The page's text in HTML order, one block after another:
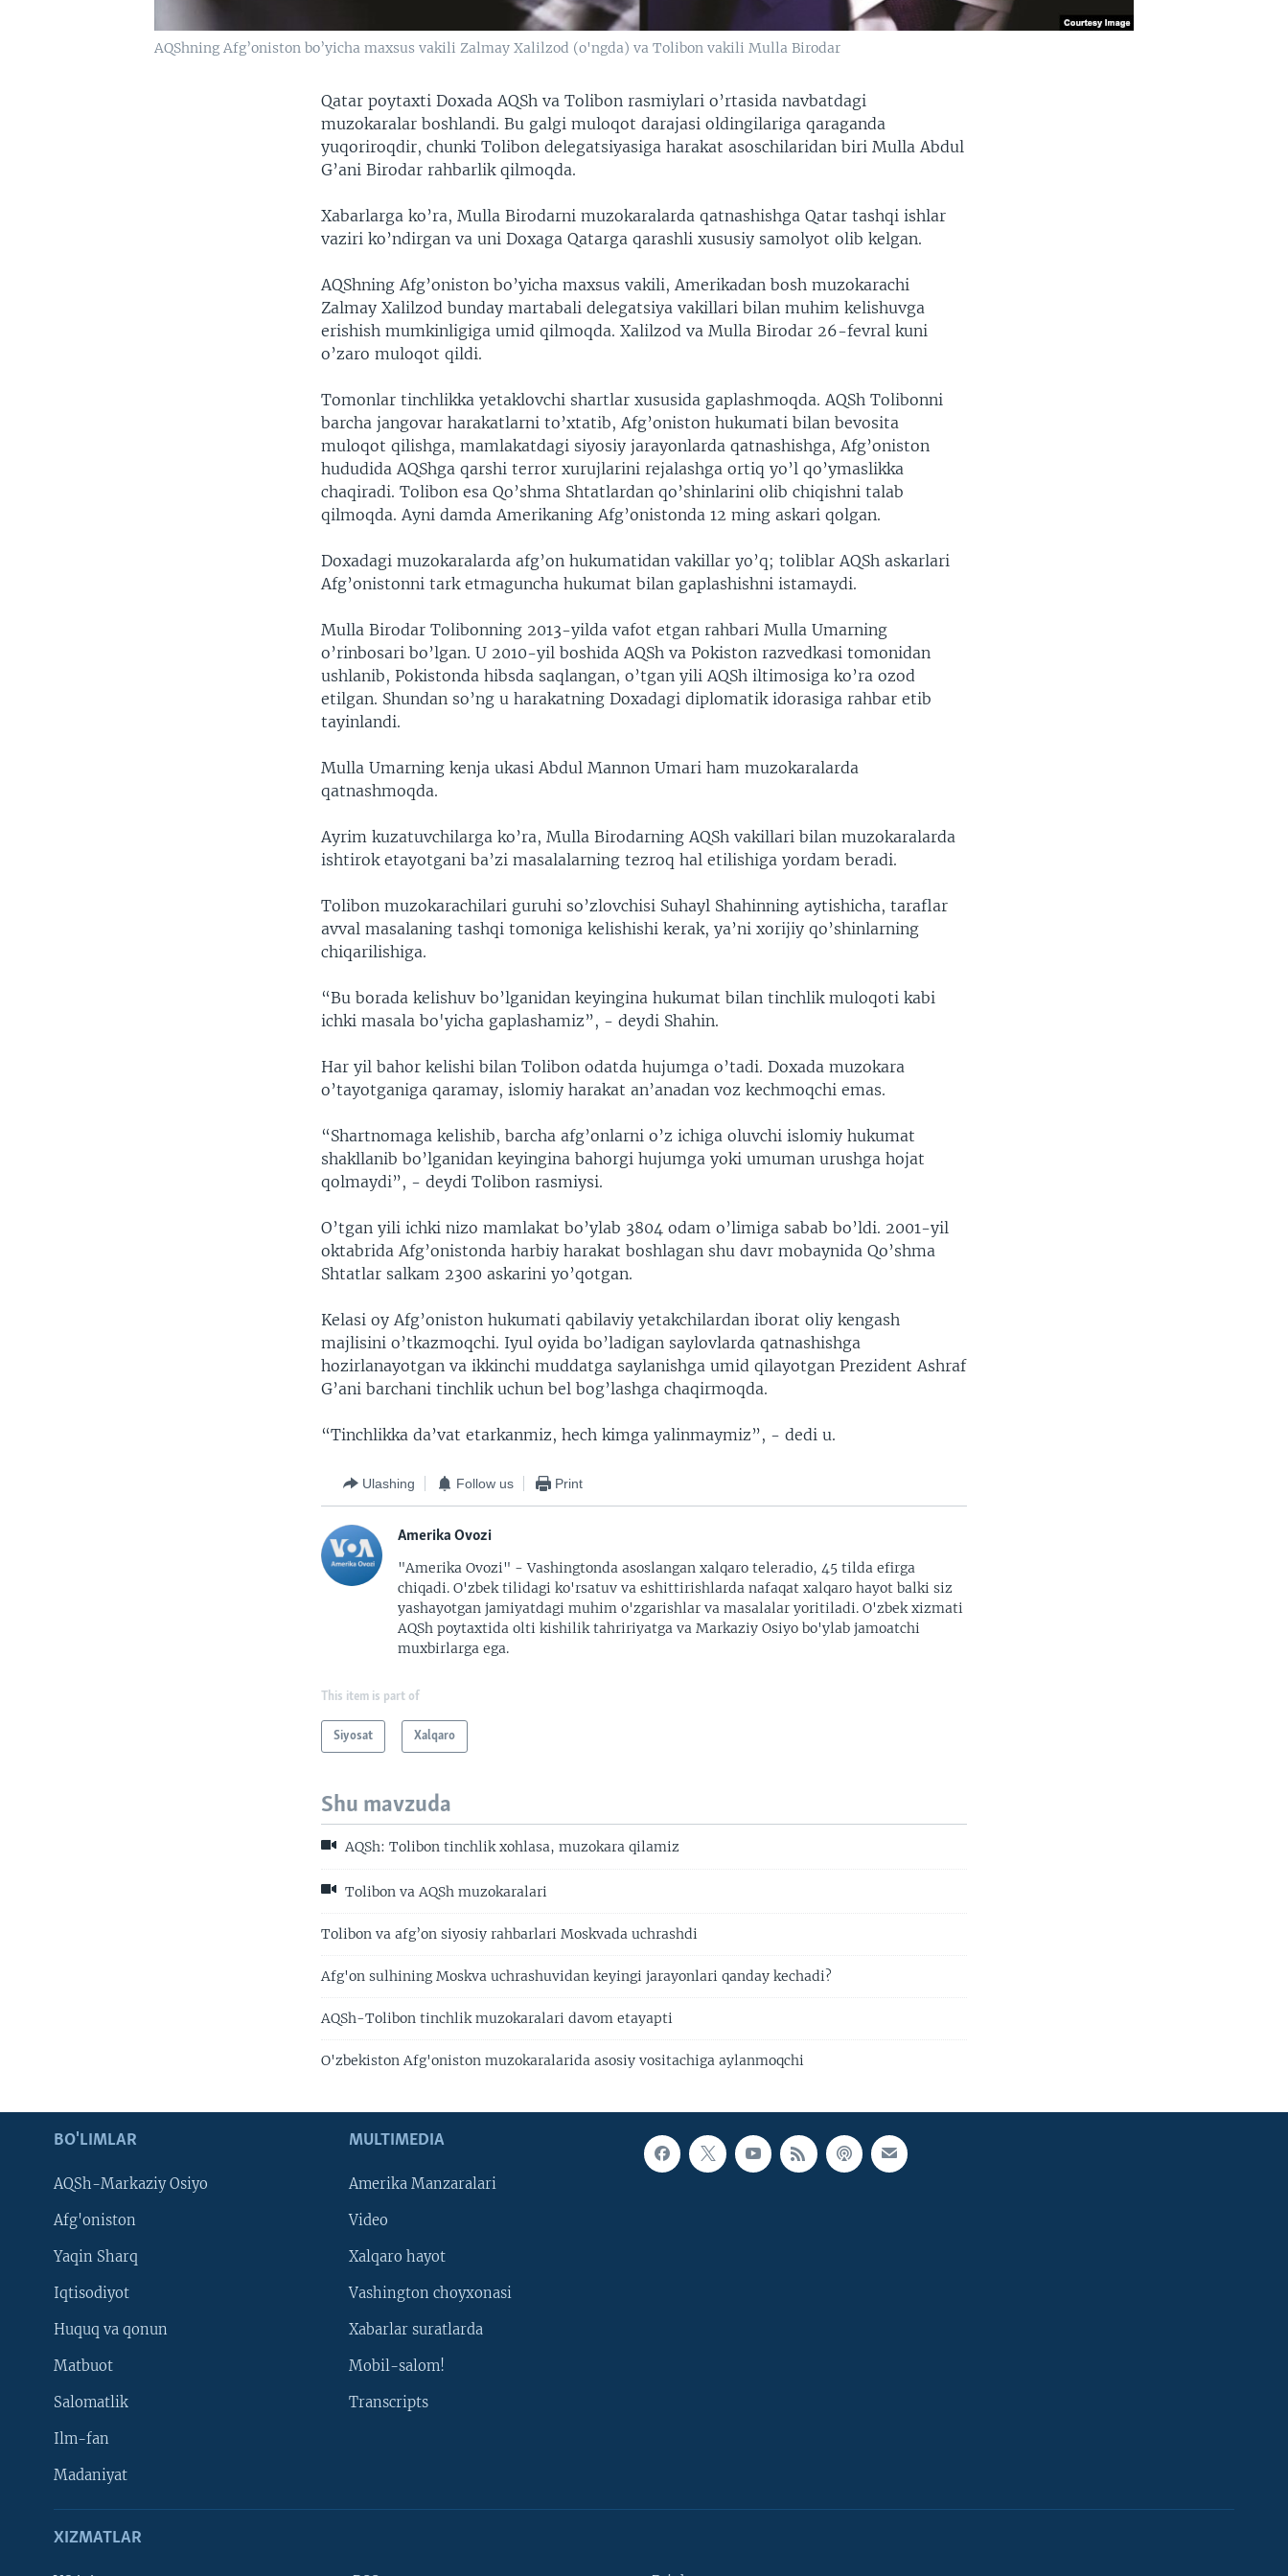
AQShning Afg’oniston bo’yicha maxsus vakili Zalmay Xalilzod (o'ngda) va Tolibon vakili Mulla Birodar
Qatar poytaxti Doxada AQSh va Tolibon rasmiylari o’rtasida navbatdagi
muzokaralar boshlandi. Bu galgi muloqot darajasi oldingilariga qaraganda
yuqoriroqdir, chunki Tolibon delegatsiyasiga harakat asoschilaridan biri Mulla Abdul
G’ani Birodar rahbarlik qilmoqda.
Xabarlarga ko’ra, Mulla Birodarni muzokaralarda qatnashishga Qatar tashqi ishlar
vaziri ko’ndirgan va uni Doxaga Qatarga qarashli xususiy samolyot olib kelgan.
AQShning Afg’oniston bo’yicha maxsus vakili, Amerikadan bosh muzokarachi
Zalmay Xalilzod bunday martabali delegatsiya vakillari bilan muhim kelishuvga
erishish mumkinligiga umid qilmoqda. Xalilzod va Mulla Birodar 26-fevral kuni
o’zaro muloqot qildi.
Tomonlar tinchlikka yetaklovchi shartlar xususida gaplashmoqda. AQSh Tolibonni
barcha jangovar harakatlarni to’xtatib, Afg’oniston hukumati bilan bevosita
muloqot qilishga, mamlakatdagi siyosiy jarayonlarda qatnashishga, Afg’oniston
hududida AQShga qarshi terror xurujlarini rejalashga ortiq yo’l qo’ymaslikka
chaqiradi. Tolibon esa Qo’shma Shtatlardan qo’shinlarini olib chiqishni talab
qilmoqda. Ayni damda Amerikaning Afg’onistonda 12 ming askari qolgan.
Doxadagi muzokaralarda afg’on hukumatidan vakillar yo’q; toliblar AQSh askarlari
Afg’onistonni tark etmaguncha hukumat bilan gaplashishni istamaydi.
Mulla Birodar Tolibonning 2013-yilda vafot etgan rahbari Mulla Umarning
o’rinbosari bo’lgan. U 2010-yil boshida AQSh va Pokiston razvedkasi tomonidan
ushlanib, Pokistonda hibsda saqlangan, o’tgan yili AQSh iltimosiga ko’ra ozod
etilgan. Shundan so’ng u harakatning Doxadagi diplomatik idorasiga rahbar etib
tayinlandi.
Mulla Umarning kenja ukasi Abdul Mannon Umari ham muzokaralarda
qatnashmoqda.
Ayrim kuzatuvchilarga ko’ra, Mulla Birodarning AQSh vakillari bilan muzokaralarda
ishtirok etayotgani ba’zi masalalarning tezroq hal etilishiga yordam beradi.
Tolibon muzokarachilari guruhi so’zlovchisi Suhayl Shahinning aytishicha, taraflar
avval masalaning tashqi tomoniga kelishishi kerak, ya’ni xorijiy qo’shinlarning
chiqarilishiga.
“Bu borada kelishuv bo’lganidan keyingina hukumat bilan tinchlik muloqoti kabi
ichki masala bo'yicha gaplashamiz”, - deydi Shahin.
Har yil bahor kelishi bilan Tolibon odatda hujumga o’tadi. Doxada muzokara
o’tayotganiga qaramay, islomiy harakat an’anadan voz kechmoqchi emas.
“Shartnomaga kelishib, barcha afg’onlarni o’z ichiga oluvchi islomiy hukumat
shakllanib bo’lganidan keyingina bahorgi hujumga yoki umuman urushga hojat
qolmaydi”, - deydi Tolibon rasmiysi.
O’tgan yili ichki nizo mamlakat bo’ylab 3804 odam o’limiga sabab bo’ldi. 2001-yil
oktabrida Afg’onistonda harbiy harakat boshlagan shu davr mobaynida Qo’shma
Shtatlar salkam 2300 askarini yo’qotgan.
Kelasi oy Afg’oniston hukumati qabilaviy yetakchilardan iborat oliy kengash
majlisini o’tkazmoqchi. Iyul oyida bo’ladigan saylovlarda qatnashishga
hozirlanayotgan va ikkinchi muddatga saylanishga umid qilayotgan Prezident Ashraf
G’ani barchani tinchlik uchun bel bog’lashga chaqirmoqda.
“Tinchlikka da’vat etarkanmiz, hech kimga yalinmaymiz”, - dedi u.
Ulashing Follow us Print
Amerika Ovozi
"Amerika Ovozi" - Vashingtonda asoslangan xalqaro teleradio, 45 tilda efirga
chiqadi. O'zbek tilidagi ko'rsatuv va eshittirishlarda nafaqat xalqaro hayot balki siz
yashayotgan jamiyatdagi muhim o'zgarishlar va masalalar yoritiladi. O'zbek xizmati
AQSh poytaxtida olti kishilik tahririyatga va Markaziy Osiyo bo'ylab jamoatchi
muxbirlarga ega.
This item is part of
Siyosat Xalqaro
Shu mavzuda
AQSh: Tolibon tinchlik xohlasa, muzokara qilamiz
Tolibon va AQSh muzokaralari
Tolibon va afg’on siyosiy rahbarlari Moskvada uchrashdi
Afg'on sulhining Moskva uchrashuvidan keyingi jarayonlari qanday kechadi?
AQSh-Tolibon tinchlik muzokaralari davom etayapti
O'zbekiston Afg'oniston muzokaralarida asosiy vositachiga aylanmoqchi
BO'LIMLAR
AQSh-Markaziy Osiyo
Afg'oniston
Yaqin Sharq
Iqtisodiyot
Huquq va qonun
Matbuot
Salomatlik
Ilm-fan
Madaniyat
MULTIMEDIA
Amerika Manzaralari
Video
Xalqaro hayot
Vashington choyxonasi
Xabarlar suratlarda
Mobil-salom!
Transcripts
XIZMATLAR